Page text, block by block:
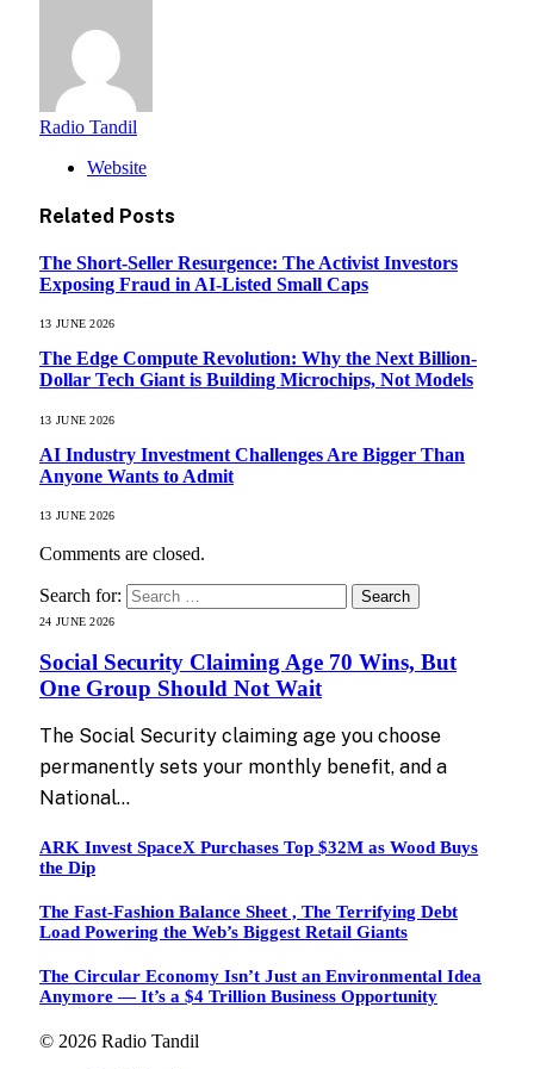
Radio Tandil
Website
Related Posts
The Short-Seller Resurgence: The Activist Investors
Exposing Fraud in AI-Listed Small Caps
13 JUNE 2026
The Edge Compute Revolution: Why the Next Billion-
Dollar Tech Giant is Building Microchips, Not Models
13 JUNE 2026
AI Industry Investment Challenges Are Bigger Than
Anyone Wants to Admit
13 JUNE 2026
Comments are closed.
Search for:
24 JUNE 2026
Social Security Claiming Age 70 Wins, But
One Group Should Not Wait
The Social Security claiming age you choose
permanently sets your monthly benefit, and a
National…
ARK Invest SpaceX Purchases Top $32M as Wood Buys
the Dip
The Fast-Fashion Balance Sheet , The Terrifying Debt
Load Powering the Web’s Biggest Retail Giants
The Circular Economy Isn’t Just an Environmental Idea
Anymore — It’s a $4 Trillion Business Opportunity
© 2026 Radio Tandil